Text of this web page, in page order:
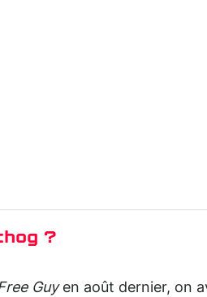
?
Guy en août dernier, on